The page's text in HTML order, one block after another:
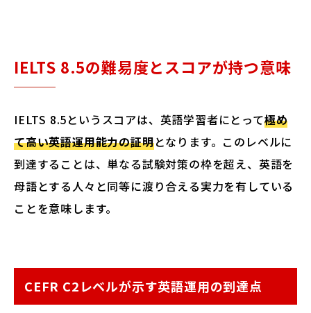
IELTS 8.5の難易度とスコアが持つ意味
IELTS 8.5というスコアは、英語学習者にとって極め
て高い英語運用能力の証明となります。このレベルに
到達することは、単なる試験対策の枠を超え、英語を
母語とする人々と同等に渡り合える実力を有している
ことを意味します。
CEFR C2レベルが示す英語運用の到達点